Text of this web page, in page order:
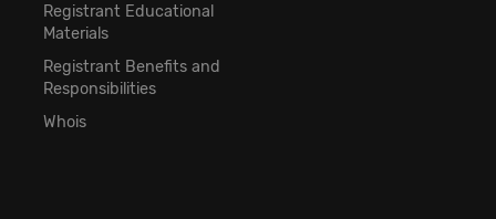
Registrant Educational
Materials
Registrant Benefits and
Responsibilities
Whois